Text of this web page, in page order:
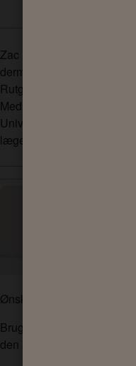
Zac Handler, M.D., er en
dermatolog og
Rutgers University New
Medical College. Dr.
University of California,
lægevidenskabelige
Ønsker du den bedste
Brug vores hudtype test til
den sund og i balance.